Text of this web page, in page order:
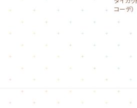
コーデ）